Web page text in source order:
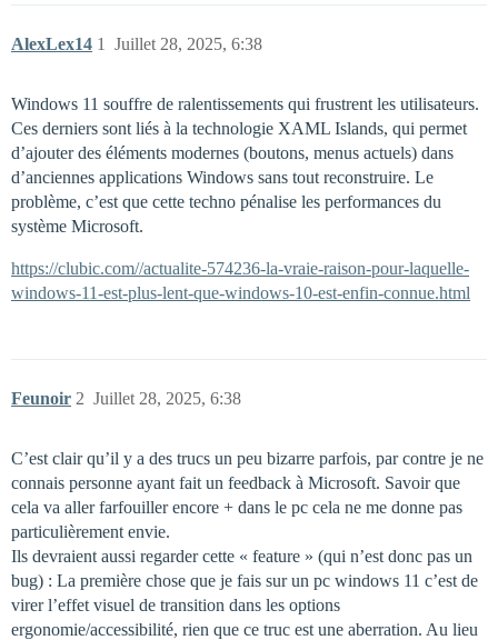
AlexLex14 Juillet 28, 2025, 6:38
1
Windows 11 souffre de ralentissements qui frustrent les utilisateurs.
Ces derniers sont liés à la technologie XAML Islands, qui permet
d’ajouter des éléments modernes (boutons, menus actuels) dans
d’anciennes applications Windows sans tout reconstruire. Le
problème, c’est que cette techno pénalise les performances du
système Microsoft.
https://clubic.com//actualite-574236-la-vraie-raison-pour-laquelle-
windows-11-est-plus-lent-que-windows-10-est-enfin-connue.html
Feunoir Juillet 28, 2025, 6:38
2
C’est clair qu’il y a des trucs un peu bizarre parfois, par contre je ne
connais personne ayant fait un feedback à Microsoft. Savoir que
cela va aller farfouiller encore + dans le pc cela ne me donne pas
particulièrement envie.
Ils devraient aussi regarder cette « feature » (qui n’est donc pas un
bug) : La première chose que je fais sur un pc windows 11 c’est de
virer l’effet visuel de transition dans les options
ergonomie/accessibilité, rien que ce truc est une aberration. Au lieu